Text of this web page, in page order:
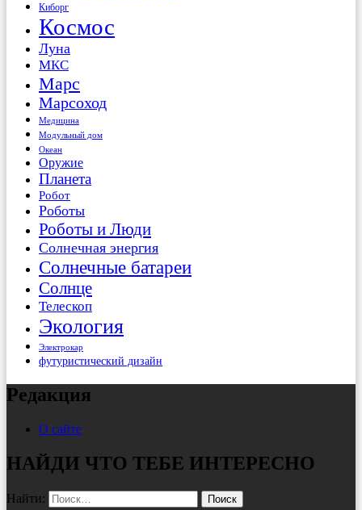
Киборг
Космос
Луна
МКС
Марс
Марсоход
Медицина
Модульный дом
Океан
Оружие
Планета
Робот
Роботы
Роботы и Люди
Солнечная энергия
Солнечные батареи
Солнце
Телескоп
Экология
Электрокар
футуристический дизайн
Редакция
О сайте
НАЙДИ ЧТО ТЕБЕ ИНТЕРЕСНО
Найти: